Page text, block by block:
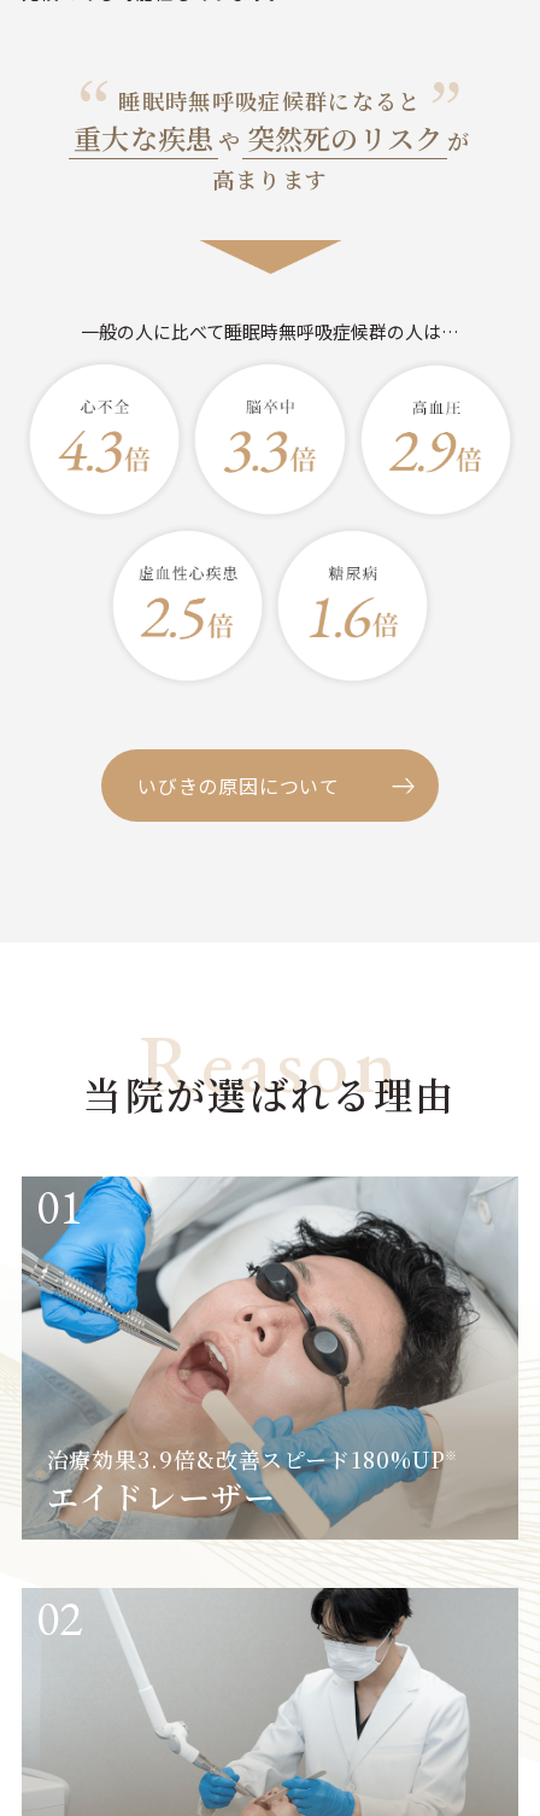
睡眠時無呼吸症候群になると
重大な疾患 や 突然死のリスク が
高まります
一般の人に比べて睡眠時無呼吸症候群の人は…
いびきの原因について
Reason
当院が選ばれる理由
01
治療効果3.9倍&改善スピード180%UP※
エイドレーザー
02